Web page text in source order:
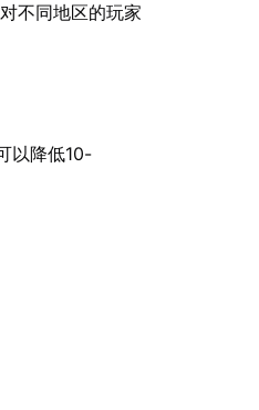
不同地区的玩家
以降低10-